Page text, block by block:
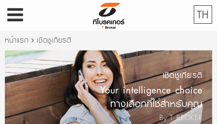
TH
หน้าแรก เชิดชูเกียรติ
เชิดชูเกียรติ
Your intelligence choice
ทางเลือกที่ใช่สำหรับคุณ
By T BROKER